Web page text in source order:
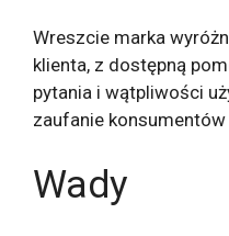
Wreszcie marka
klienta, z dostępną
pytania i wątpliwości
zaufanie
Wady